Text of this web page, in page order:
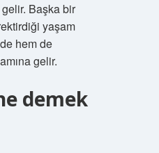
gelir. Başka bir
yaşam
hem de
gelir.
demek